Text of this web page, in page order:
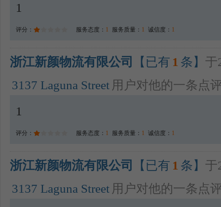
1
评分： 服务态度： 1 服务质量： 1 诚信度： 1
浙江新颜物流有限公司 【已有 1 条】 于
3137 Laguna Street 用户对他的一条点
1
评分： 服务态度： 1 服务质量： 1 诚信度： 1
浙江新颜物流有限公司 【已有 1 条】 于
3137 Laguna Street 用户对他的一条点